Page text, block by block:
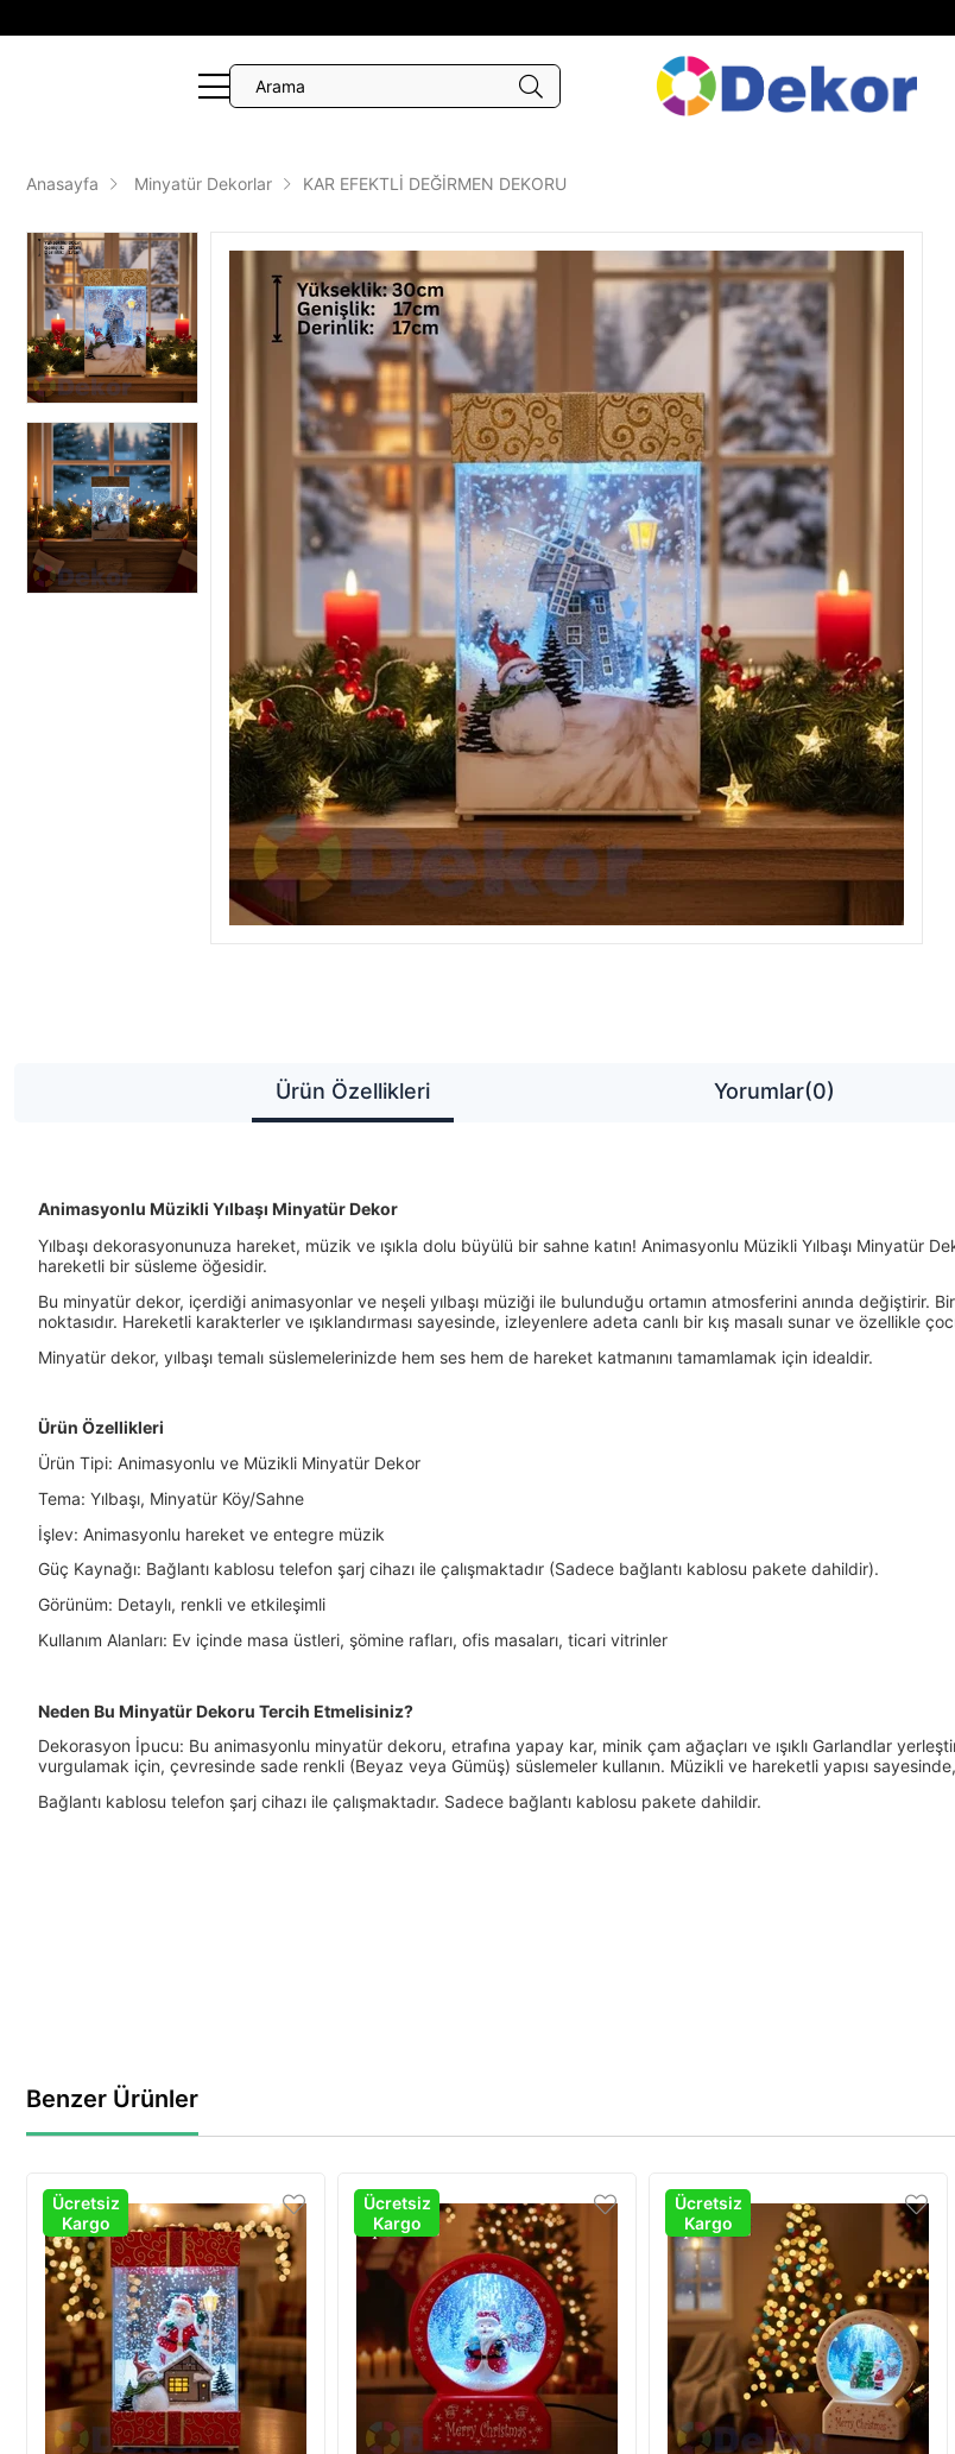
Anasayfa Minyatür Dekorlar KAR EFEKTLİ DEĞİRMEN DEKORU
Ürün Özellikleri Yorumlar(0)
Animasyonlu Müzikli Yılbaşı Minyatür Dekor
Yılbaşı dekorasyonunuza hareket, müzik ve ışıkla dolu büyülü bir sahne katın! Animasyonlu Müzikli Yılbaşı Minyatür
hareketli bir süsleme öğesidir.
Bu minyatür dekor, içerdiği animasyonlar ve neşeli yılbaşı müziği ile bulunduğu ortamın atmosferini anında değiştirir.
noktasıdır. Hareketli karakterler ve ışıklandırması sayesinde, izleyenlere adeta canlı bir kış masalı sunar ve özellikle
Minyatür dekor, yılbaşı temalı süslemelerinizde hem ses hem de hareket katmanını tamamlamak için idealdir.
Ürün Özellikleri
Ürün Tipi: Animasyonlu ve Müzikli Minyatür Dekor
Tema: Yılbaşı, Minyatür Köy/Sahne
İşlev: Animasyonlu hareket ve entegre müzik
Güç Kaynağı: Bağlantı kablosu telefon şarj cihazı ile çalışmaktadır (Sadece bağlantı kablosu pakete dahildir).
Görünüm: Detaylı, renkli ve etkileşimli
Kullanım Alanları: Ev içinde masa üstleri, şömine rafları, ofis masaları, ticari vitrinler
Neden Bu Minyatür Dekoru Tercih Etmelisiniz?
Dekorasyon İpucu: Bu animasyonlu minyatür dekoru, etrafına yapay kar, minik çam ağaçları ve ışıklı Garlandlar
vurgulamak için, çevresinde sade renkli (Beyaz veya Gümüş) süslemeler kullanın. Müzikli ve hareketli yapısı
Bağlantı kablosu telefon şarj cihazı ile çalışmaktadır. Sadece bağlantı kablosu pakete dahildir.
Benzer Ürünler
Ücretsiz
Kargo
Ücretsiz
Kargo
Ücretsiz
Kargo